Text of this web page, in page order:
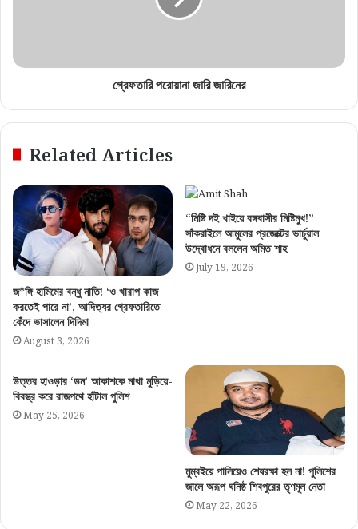
গ্রেফতারি পরোয়ানা জারি জারিনের
Related Articles
জ*ঙ্গি হামিমের বন্ধু নাতি! ‘ও খারাপ কাজ
করতেই পারে না’, আদিত্যর গ্রেফতারিতে
কেঁদে ভাসালেন দিদিমা
August 3, 2026
“মিষ্টি দই খাইয়ে বঙ্গবাসীর মিষ্টিমুখ!”
সাঁকরাইলে আমুলের প্রজেক্টের ভার্চুয়াল
উদ্বোধনে বললেন অমিত শাহ
July 19, 2026
উত্তর হাওড়ার ‘ডন’ আকাশকে মাথা মুড়িয়ে-
বিবস্ত্র করে রাজপথে হাঁটাল পুলিশ
May 25, 2026
মুম্বইয়ে পালিয়েও শেষরক্ষা হল না! পুলিশের
জালে অরূপ ঘনিষ্ঠ শিবপুরের তৃণমূল নেতা
May 22, 2026